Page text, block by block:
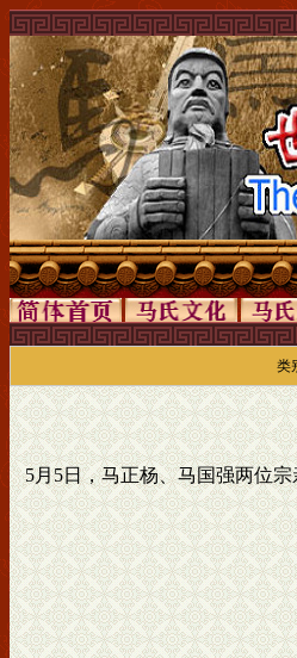
类
5月5日，马正杨、马国强两位宗